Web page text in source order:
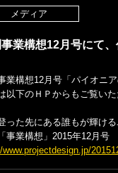
メディア
事業構想12月号にて
業構想12月号「パイオニ
以下のＨＰからもご覧いた
った先にある誰もが輝け
事業構想」2015年12月号